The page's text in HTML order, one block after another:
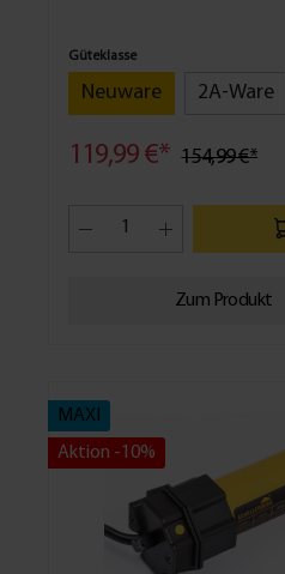
Güteklasse
Neuware 2A-Ware
119,99 €* 154,99 €*
Zum Produkt
MAXI
Aktion -10%